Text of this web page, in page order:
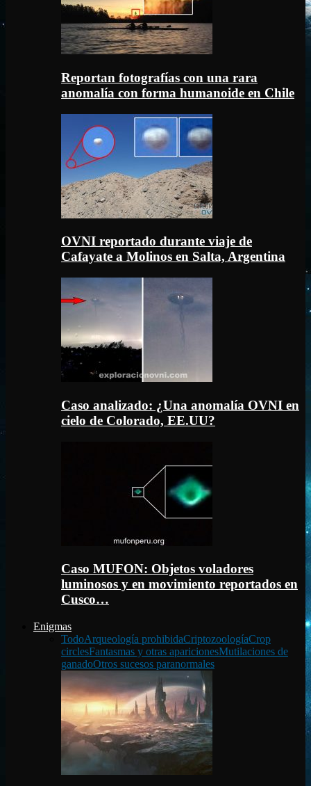
Reportan fotografías con una rara
anomalía con forma humanoide en Chile
OVNI reportado durante viaje de
Cafayate a Molinos en Salta, Argentina
Caso analizado: ¿Una anomalía OVNI en
cielo de Colorado, EE.UU?
Caso MUFON: Objetos voladores
luminosos y en movimiento reportados en
Cusco…
Enigmas
TodoArqueología prohibidaCriptozoologíaCrop
circlesFantasmas y otras aparicionesMutilaciones de
ganadoOtros sucesos paranormales